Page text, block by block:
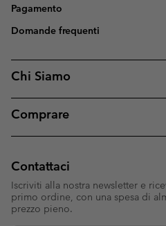
Pagamento
Domande frequenti
Chi Siamo
Comprare
Contattaci
Iscriviti alla nostra newsletter e
primo ordine, con una spesa di
prezzo pieno.